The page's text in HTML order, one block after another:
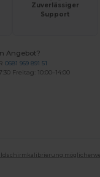
Zuverlässiger
Support
Angebot?
0681 969 891 51
Freitag: 10:00–14:00